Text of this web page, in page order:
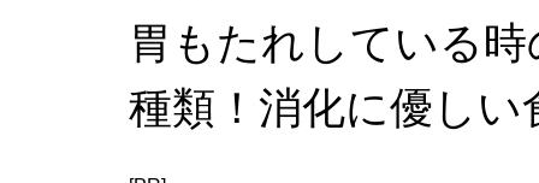
胃もたれしている
種類！消化に優しい